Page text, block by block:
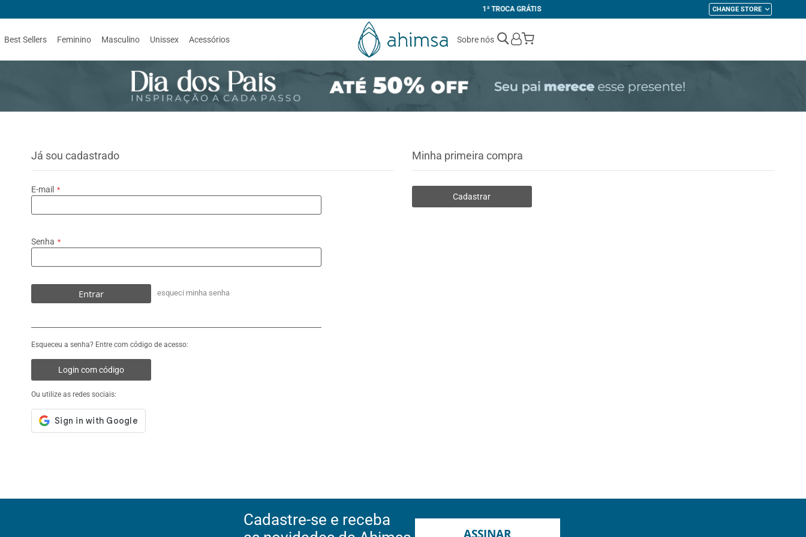
CHANGE STORE
Best Sellers Feminino Masculino Unissex Acessórios Sobre nós
My Cart
Já sou cadastrado
E-mail
Senha
Entrar esqueci minha senha
Esqueceu a senha? Entre com código de acesso:
Login com código
Ou utilize as redes sociais:
Minha primeira compra
Cadastrar
Cadastre-se e receba